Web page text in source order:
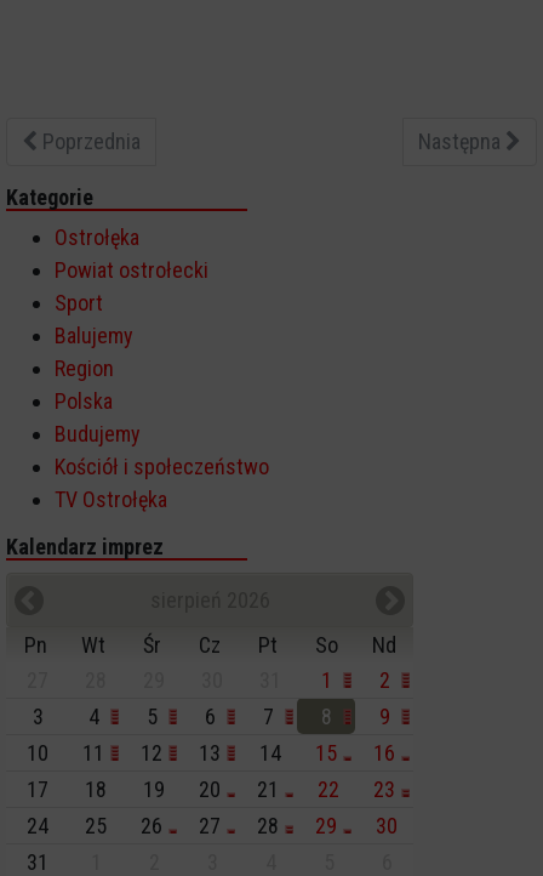
Poprzednia Następna
Kategorie
Ostrołęka
Powiat ostrołecki
Sport
Balujemy
Region
Polska
Budujemy
Kościół i społeczeństwo
TV Ostrołęka
Kalendarz imprez
Pn
Wt Śr Cz Pt So
Nd
1
2
3
4 5 6 7 8
9
10
11 12 13 14 15
16
17
18 19 20 21 22
23
24
25 26 27 28 29
30
31